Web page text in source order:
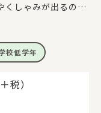
くしゃみが出るのは
？」、人間のから
す。そんなからだ
さを体感できる図鑑
イルスなどの最新
」ではなく「役割」
やすくなっていま
校低学年
税）